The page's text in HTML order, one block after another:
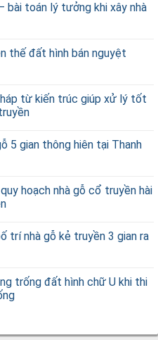
bài toán lý tưởng khi xây nhà
thế đất hình bán nguyệt
từ kiến trúc giúp xử lý tốt
5 gian thông hiên tại Thanh
hoạch nhà gỗ cổ truyền hài
trí nhà gỗ kẻ truyền 3 gian ra
trống đất hình chữ U khi thi